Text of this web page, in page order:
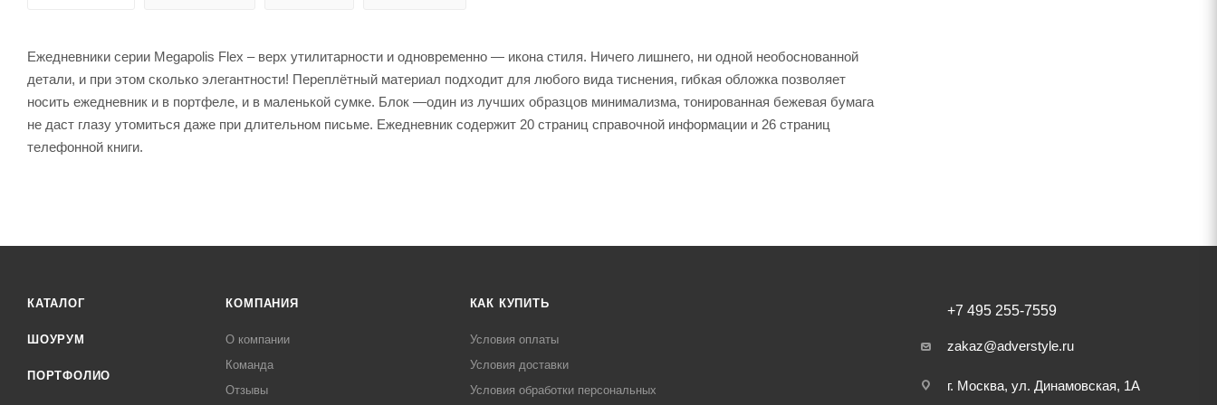
Ежедневники серии Megapolis Flex – верх утилитарности и одновременно — икона стиля. Ничего лишнего, ни одной необоснованной
детали, и при этом сколько элегантности! Переплётный материал подходит для любого вида тиснения, гибкая обложка позволяет
носить ежедневник и в портфеле, и в маленькой сумке. Блок —один из лучших образцов минимализма, тонированная бежевая бумага
не даст глазу утомиться даже при длительном письме. Ежедневник содержит 20 страниц справочной информации и 26 страниц
телефонной книги.
КАТАЛОГ
ШОУРУМ
ПОРТФОЛИО
КОМПАНИЯ
О компании
Команда
Отзывы
КАК КУПИТЬ
Условия оплаты
Условия доставки
Условия обработки персональных
+7 495 255-7559
zakaz@adverstyle.ru
г. Москва, ул. Динамовская, 1А